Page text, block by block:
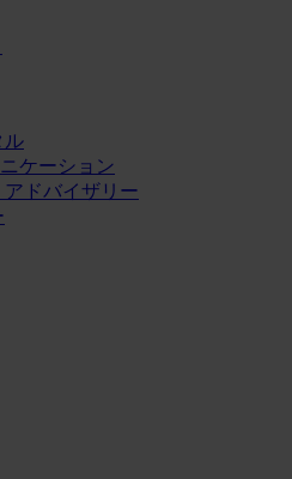
ル
ケーション
ドバイザリー